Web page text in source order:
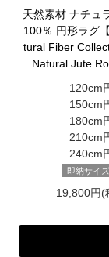
天然素材 ナチュ
100％ 円形ラグ
tural Fiber
Natural Jute
120cm
150cm
180cm
210cm
240cm
即納サイ
19,800円(